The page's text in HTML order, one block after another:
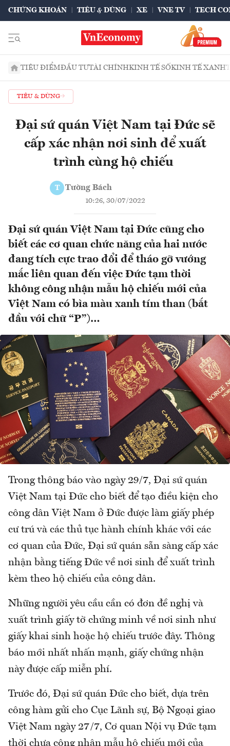
CHỨNG KHOÁN TIÊU & DÙNG XE VNE TV TECH
TIÊU ĐIỂMĐẦU TƯTÀI CHÍNHKINH TẾ SỐKINH TẾ XANH
TIÊU & DÙNG
Đại sứ quán Việt Nam tại Đức sẽ
cấp xác nhận nơi sinh để xuất
trình cùng hộ chiếu
T Tường Bách
10:26, 30/07/2022
Đại sứ quán Việt Nam tại Đức cũng cho
biết các cơ quan chức năng của hai nước
đang tích cực trao đổi để tháo gỡ vướng
mắc liên quan đến việc Đức tạm thời
không công nhận mẫu hộ chiếu mới của
Việt Nam có bìa màu xanh tím than (bắt
đầu với chữ “P”)…
Trong thông báo vào ngày 29/7, Đại sứ quán
Việt Nam tại Đức cho biết để tạo điều kiện cho
công dân Việt Nam ở Đức được làm giấy phép
cư trú và các thủ tục hành chính khác với các
cơ quan của Đức, Đại sứ quán sẵn sàng cấp xác
nhận bằng tiếng Đức về nơi sinh để xuất trình
kèm theo hộ chiếu của công dân.
Những người yêu cầu cần có đơn đề nghị và
xuất trình giấy tờ chứng minh về nơi sinh như
giấy khai sinh hoặc hộ chiếu trước đây. Thông
báo mới nhất nhấn mạnh, giấy chứng nhận
này được cấp miễn phí.
Trước đó, Đại sứ quán Đức cho biết, dựa trên
công hàm gửi cho Cục Lãnh sự, Bộ Ngoại giao
Việt Nam ngày 27/7, Cơ quan Nội vụ Đức tạm
thời chưa công nhận mẫu hộ chiếu mới của